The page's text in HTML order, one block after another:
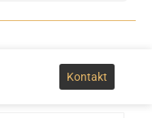
Kontakt